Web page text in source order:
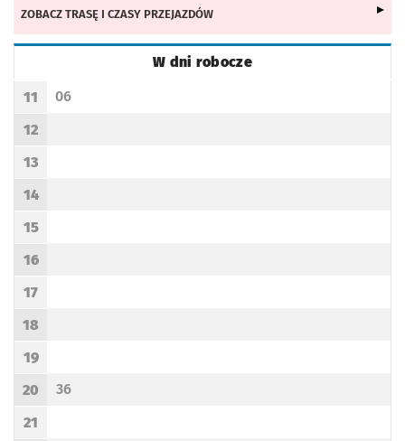
ZOBACZ TRASĘ I CZASY PRZEJAZDÓW
W dni robocze
Rozkład jazdy -
Godzina odjazdu
11
Odjazd
06
minut po godzinie 11
Godzina odjazdu
12
Godzina odjazdu
13
Godzina odjazdu
14
Godzina odjazdu
15
Godzina odjazdu
16
Godzina odjazdu
17
Godzina odjazdu
18
Godzina odjazdu
19
Godzina odjazdu
20
Odjazd
36
minut po godzinie 20
Godzina odjazdu
21